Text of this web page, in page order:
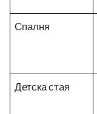
Спалня
Детска стая